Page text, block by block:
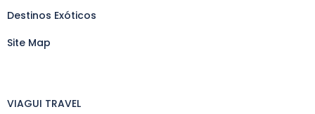
Destinos Exóticos
Site Map
VIAGUI TRAVEL